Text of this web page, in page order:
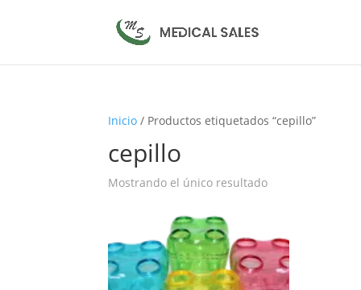
Inicio / Productos etiquetados “cepillo”
cepillo
Mostrando el único resultado